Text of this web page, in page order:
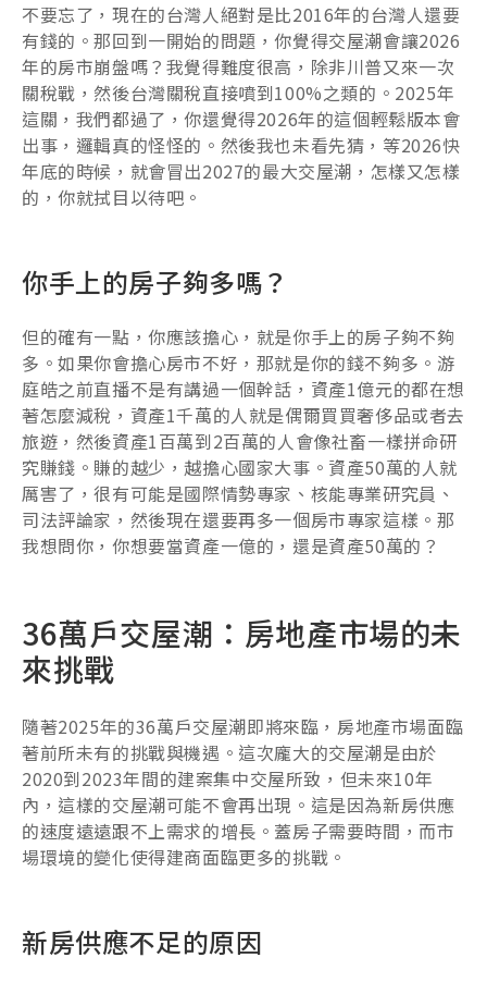
不要忘了，現在的台灣人絕對是比2016年的台灣人還要
有錢的。那回到一開始的問題，你覺得交屋潮會讓2026
年的房市崩盤嗎？我覺得難度很高，除非川普又來一次
關稅戰，然後台灣關稅直接噴到100%之類的。2025年
這關，我們都過了，你還覺得2026年的這個輕鬆版本會
出事，邏輯真的怪怪的。然後我也未看先猜，等2026快
年底的時候，就會冒出2027的最大交屋潮，怎樣又怎樣
的，你就拭目以待吧。
你手上的房子夠多嗎？
但的確有一點，你應該擔心，就是你手上的房子夠不夠
多。如果你會擔心房市不好，那就是你的錢不夠多。游
庭皓之前直播不是有講過一個幹話，資產1億元的都在想
著怎麼減稅，資產1千萬的人就是偶爾買買奢侈品或者去
旅遊，然後資產1百萬到2百萬的人會像社畜一樣拼命研
究賺錢。賺的越少，越擔心國家大事。資產50萬的人就
厲害了，很有可能是國際情勢專家、核能專業研究員、
司法評論家，然後現在還要再多一個房市專家這樣。那
我想問你，你想要當資產一億的，還是資產50萬的？
36萬戶交屋潮：房地產市場的未
來挑戰
隨著2025年的36萬戶交屋潮即將來臨，房地產市場面臨
著前所未有的挑戰與機遇。這次龐大的交屋潮是由於
2020到2023年間的建案集中交屋所致，但未來10年
內，這樣的交屋潮可能不會再出現。這是因為新房供應
的速度遠遠跟不上需求的增長。蓋房子需要時間，而市
場環境的變化使得建商面臨更多的挑戰。
新房供應不足的原因